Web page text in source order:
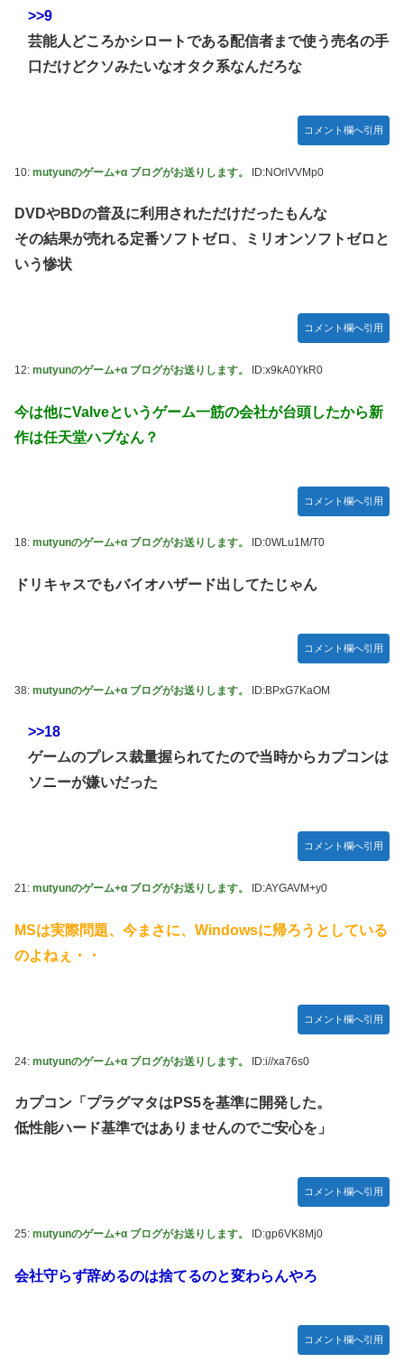
>>9
芸能人どころかシロートである配信者まで使う売名の手
口だけどクソみたいなオタク系なんだろな
コメント欄へ引用
10: mutyunのゲーム+α ブログがお送りします。 ID:NOrlVVMp0
DVDやBDの普及に利用されただけだったもんな
その結果が売れる定番ソフトゼロ、ミリオンソフトゼロと
いう惨状
コメント欄へ引用
12: mutyunのゲーム+α ブログがお送りします。 ID:x9kA0YkR0
今は他にValveというゲーム一筋の会社が台頭したから新
作は任天堂ハブなん？
コメント欄へ引用
18: mutyunのゲーム+α ブログがお送りします。 ID:0WLu1M/T0
ドリキャスでもバイオハザード出してたじゃん
コメント欄へ引用
38: mutyunのゲーム+α ブログがお送りします。 ID:BPxG7KaOM
>>18
ゲームのプレス裁量握られてたので当時からカプコンは
ソニーが嫌いだった
コメント欄へ引用
21: mutyunのゲーム+α ブログがお送りします。 ID:AYGAVM+y0
MSは実際問題、今まさに、Windowsに帰ろうとしている
のよねぇ・・
コメント欄へ引用
24: mutyunのゲーム+α ブログがお送りします。 ID:i//xa76s0
カプコン「プラグマタはPS5を基準に開発した。
低性能ハード基準ではありませんのでご安心を」
コメント欄へ引用
25: mutyunのゲーム+α ブログがお送りします。 ID:gp6VK8Mj0
会社守らず辞めるのは捨てるのと変わらんやろ
コメント欄へ引用